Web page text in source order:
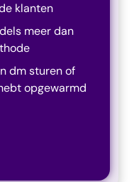
klanten
meer dan
dm sturen of
opgewarmd